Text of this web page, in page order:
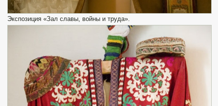
Экспозиция «Зал славы, войны и труда».